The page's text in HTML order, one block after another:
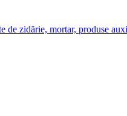
de zidărie, mortar, produse